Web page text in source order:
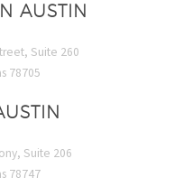
AUSTIN
Suite 260
78705
Suite 206
78747